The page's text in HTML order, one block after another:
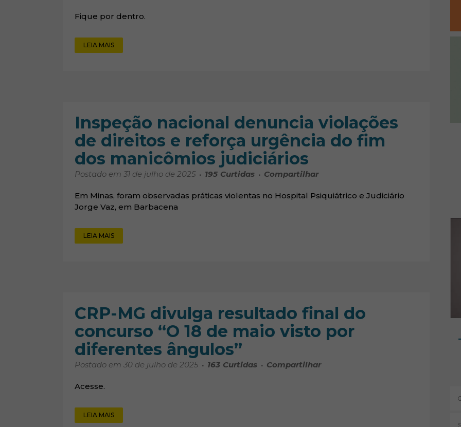
Fique por dentro.
LEIA MAIS
Inspeção nacional denuncia violações
de direitos e reforça urgência do fim
dos manicômios judiciários
Postado em 31 de julho de 2025 195 Curtidas Compartilhar
Em Minas, foram observadas práticas violentas no Hospital Psiquiátrico e Judiciário
Jorge Vaz, em Barbacena
LEIA MAIS
CRP-MG divulga resultado final do
concurso “O 18 de maio visto por
diferentes ângulos”
Postado em 30 de julho de 2025 163 Curtidas Compartilhar
Acesse.
LEIA MAIS